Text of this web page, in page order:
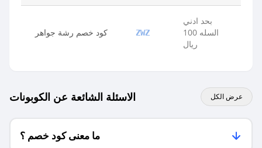
كود خصم رشة جواهر ZWZ
بحد ادني
السله 100
ريال
الاسئلة الشائعة عن الكوبونات عرض الكل
ما معنى كود خصم ؟